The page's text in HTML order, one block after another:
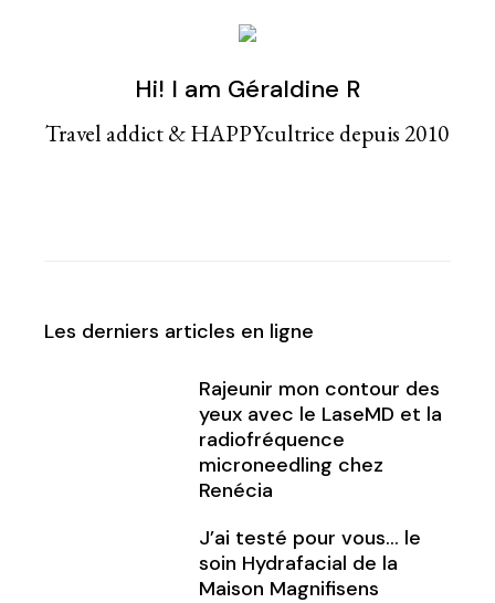
Hi! I am Géraldine R
Travel addict & HAPPYcultrice depuis 2010
Les derniers articles en ligne
Rajeunir mon contour des
yeux avec le LaseMD et la
radiofréquence
microneedling chez
Renécia
J’ai testé pour vous… le
soin Hydrafacial de la
Maison Magnifisens